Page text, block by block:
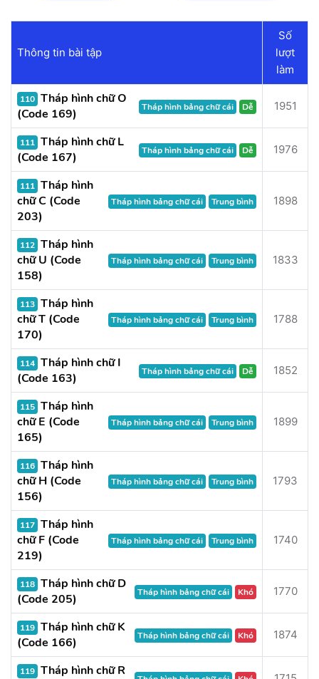
Thông tin bài tập
Số
lượt
làm
110 Tháp hình chữ O
(Code 169)
Tháp hình bảng chữ cái Dễ 1951
111 Tháp hình chữ L
(Code 167)
Tháp hình bảng chữ cái Dễ 1976
111 Tháp hình
chữ C (Code
203)
Tháp hình bảng chữ cái Trung bình 1898
112 Tháp hình
chữ U (Code
158)
Tháp hình bảng chữ cái Trung bình 1833
113 Tháp hình
chữ T (Code
170)
Tháp hình bảng chữ cái Trung bình 1788
114 Tháp hình chữ I
(Code 163)
Tháp hình bảng chữ cái Dễ 1852
115 Tháp hình
chữ E (Code
165)
Tháp hình bảng chữ cái Trung bình 1899
116 Tháp hình
chữ H (Code
156)
Tháp hình bảng chữ cái Trung bình 1793
117 Tháp hình
chữ F (Code
219)
Tháp hình bảng chữ cái Trung bình 1740
118 Tháp hình chữ D
(Code 205)
Tháp hình bảng chữ cái Khó 1770
119 Tháp hình chữ K
(Code 166)
Tháp hình bảng chữ cái Khó 1874
119 Tháp hình chữ R